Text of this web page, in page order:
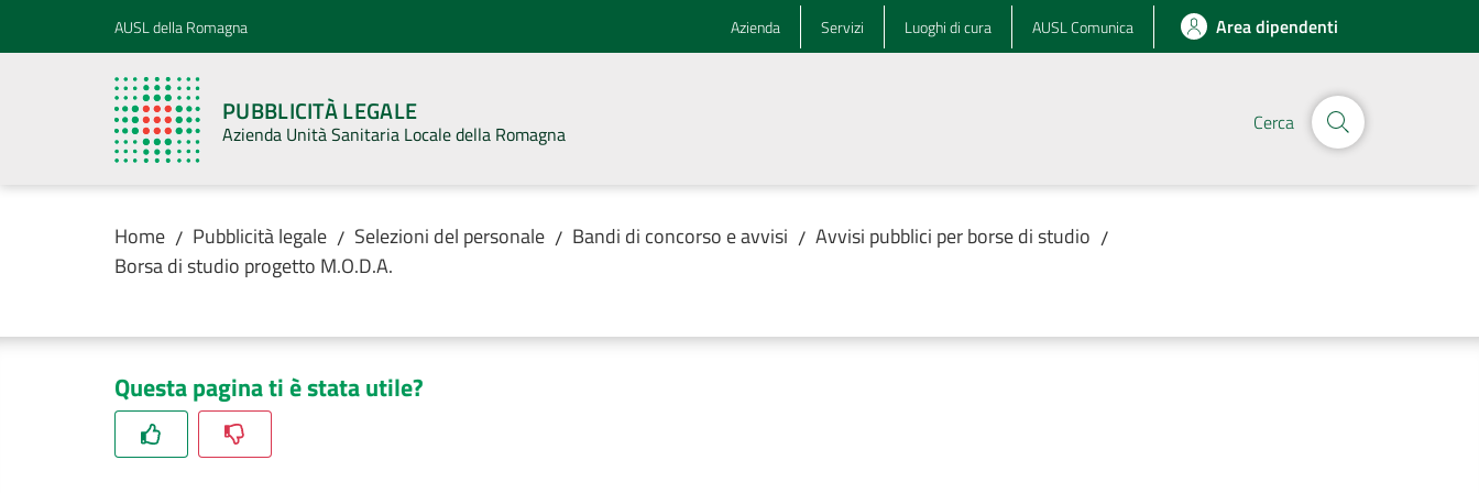
Vai al contenuto
Vai alla navigazioneAUSL della Romagna Azienda Servizi Luoghi di cura AUSL Comunica Area dipendenti
PUBBLICITÀ LEGALE
Azienda Unità Sanitaria Locale della Romagna Cerca
Home / Pubblicità legale / Selezioni del personale / Bandi di concorso e avvisi / Avvisi pubblici per borse di studio /
Borsa di studio progetto M.O.D.A.
Questa pagina ti è stata utile?